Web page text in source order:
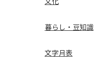
暮らし・豆知識
文字月表